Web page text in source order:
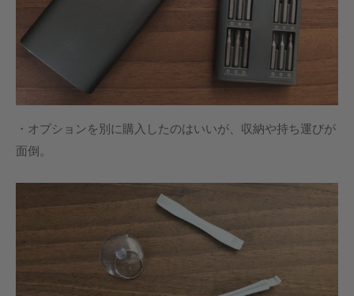
・オプションを別に購入したのはいいが、収納や持ち運びが
面倒。